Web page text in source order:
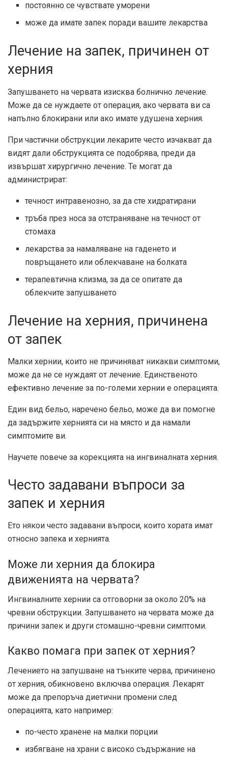
постоянно се чувствате уморени
може да имате запек поради вашите лекарства
Лечение на запек, причинен от
херния
Запушването на червата изисква болнично лечение.
Може да се нуждаете от операция, ако червата ви са
напълно блокирани или ако имате удушена херния.
При частични обструкции лекарите често изчакват да
видят дали обструкцията се подобрява, преди да
извършат хирургично лечение. Те могат да
администрират:
течност интравенозно, за да сте хидратирани
тръба през носа за отстраняване на течност от
стомаха
лекарства за намаляване на гаденето и
повръщането или облекчаване на болката
терапевтична клизма, за да се опитате да
облекчите запушването
Лечение на херния, причинена
от запек
Малки хернии, които не причиняват никакви симптоми,
може да не се нуждаят от лечение. Единственото
ефективно лечение за по-големи хернии е операцията.
Един вид бельо, наречено бельо, може да ви помогне
да задържите хернията си на място и да намали
симптомите ви.
Научете повече за корекцията на ингвиналната херния.
Често задавани въпроси за
запек и херния
Ето някои често задавани въпроси, които хората имат
относно запека и хернията.
Може ли херния да блокира
движенията на червата?
Ингвиналните хернии са отговорни за около 20% на
чревни обструкции. Запушването на червата може да
причини запек и други стомашно-чревни симптоми.
Какво помага при запек от херния?
Лечението на запушване на тънките черва, причинено
от херния, обикновено включва операция. Лекарят
може да препоръча диетични промени след
операцията, като например:
по-често хранене на малки порции
избягване на храни с високо съдържание на